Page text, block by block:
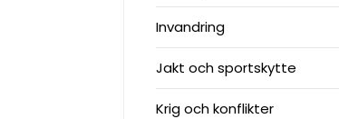
Invandring
Jakt och sportskytte
Krig och konflikter